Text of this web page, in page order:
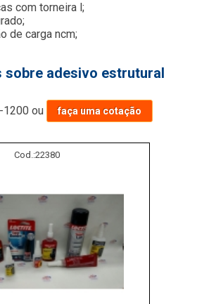
com torneira l;
de carga ncm;
sobre adesivo estrutural
1200 ou faça uma cotação
Cod.:22380